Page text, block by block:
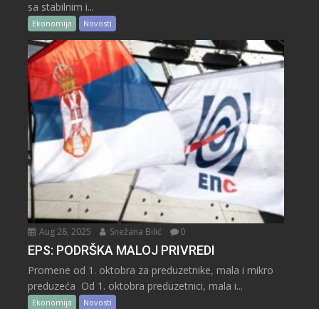
sa stabilnim i...
Ekonomija Novosti
Aug 28, 2025 Snežana Bilić 0
EPS: PODRŠKA MALOJ PRIVREDI
Promene od 1. oktobra za preduzetnike, mala i mikro
preduzeća Od 1. oktobra preduzetnici, mala i...
Ekonomija Novosti